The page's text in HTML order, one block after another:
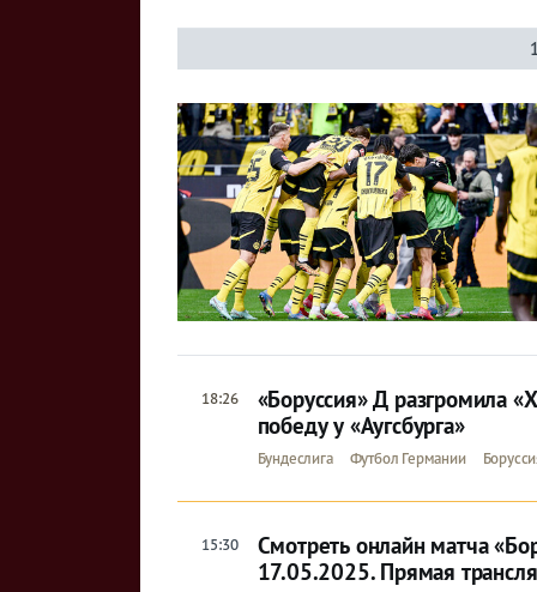
18:26
«Боруссия» Д разгромила
победу у «Аугсбурга»
Бундеслига Футбол Германии
15:30
Смотреть онлайн матча
17.05.2025. Прямая